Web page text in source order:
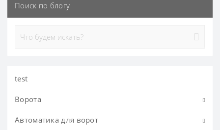
Поиск по блогу
test
Ворота
Ворота гаражные
Автоматика для ворот